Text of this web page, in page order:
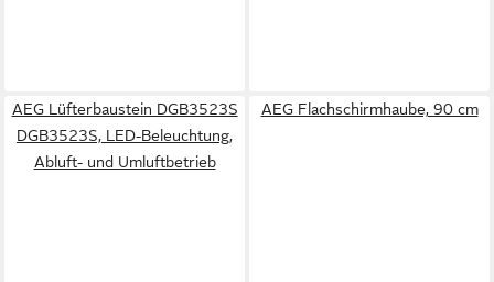
AEG Lüfterbaustein DGB3523S
DGB3523S, LED-Beleuchtung,
Abluft- und Umluftbetrieb
AEG Flachschirmhaube, 90 cm